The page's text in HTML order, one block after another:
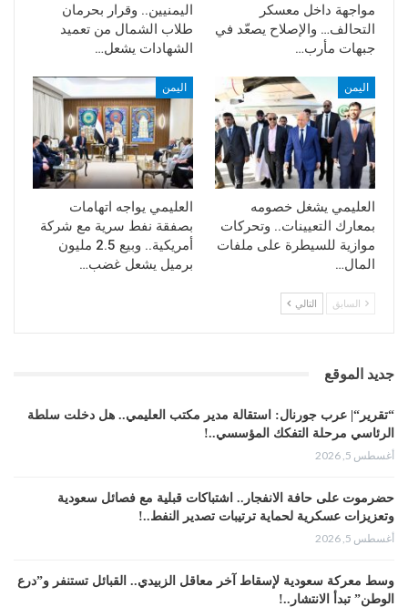
مواجهة داخل معسكر
التحالف… والإصلاح يصعّد في
جبهات مأرب…
اليمنيين.. وقرار بحرمان
طلاب الشمال من تعميد
الشهادات يشعل…
اليمن
العليمي يشغل خصومه
بمعارك التعيينات.. وتحركات
موازية للسيطرة على ملفات
المال…
اليمن
العليمي يواجه اتهامات
بصفقة نفط سرية مع شركة
أمريكية.. وبيع 2.5 مليون
برميل يشعل غضب…
السابق التالي
جديد الموقع
“تقرير“| عرب جورنال: استقالة مدير مكتب العليمي.. هل دخلت سلطة
الرئاسي مرحلة التفكك المؤسسي..!
أغسطس 5, 2026
حضرموت على حافة الانفجار.. اشتباكات قبلية مع فصائل سعودية
وتعزيزات عسكرية لحماية ترتيبات تصدير النفط..!
أغسطس 5, 2026
وسط معركة سعودية لإسقاط آخر معاقل الزبيدي.. القبائل تستنفر و”درع
الوطن” تبدأ الانتشار..!